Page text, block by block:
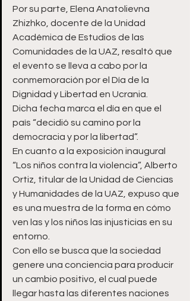
Por su parte, Elena Anatolievna
Zhizhko, docente de la Unidad
Académica de Estudios de las
Comunidades de la UAZ, resaltó que
el evento se lleva a cabo por la
conmemoración por el Día de la
Dignidad y Libertad en Ucrania.
Dicha fecha marca el día en que el
país “decidió su camino por la
democracia y por la libertad”.
En cuanto a la exposición inaugural
“Los niños contra la violencia”, Alberto
Ortiz, titular de la Unidad de Ciencias
y Humanidades de la UAZ, expuso que
es una muestra de la forma en cómo
ven las y los niños las injusticias en su
entorno.
Con ello se busca que la sociedad
genere una conciencia para producir
un cambio positivo, el cual puede
llegar hasta las diferentes naciones